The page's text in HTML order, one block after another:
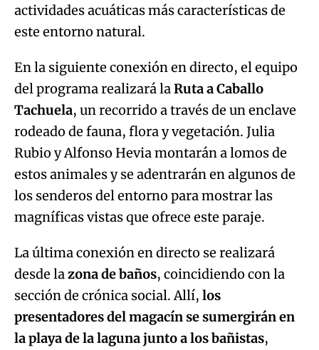
actividades acuáticas más características de
este entorno natural.
En la siguiente conexión en directo, el equipo
del programa realizará laRuta a Caballo
Tachuela, un recorrido a través de un enclave
rodeado de fauna, flora y vegetación. Julia
Rubio y Alfonso Hevia montarán a lomos de
estos animales y se adentrarán en algunos de
los senderos del entorno para mostrar las
magníficas vistas que ofrece este paraje.
La última conexión en directo se realizará
desde lazona de baños, coincidiendo con la
sección de crónica social. Allí, los
presentadores del magacín se sumergirán en
la playa de la laguna junto a los bañistas,